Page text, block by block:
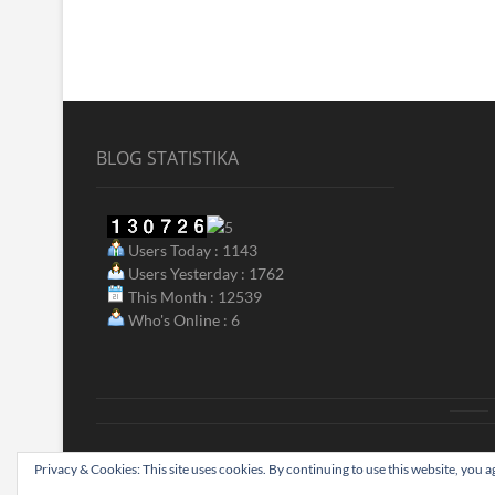
BLOG STATISTIKA
Users Today : 1143
Users Yesterday : 1762
This Month : 12539
Who's Online : 6
Biograjski| Designed by:Theme Freesia|WordPress| © Copyright
Privacy & Cookies: This site uses cookies. By continuing to use this website, you